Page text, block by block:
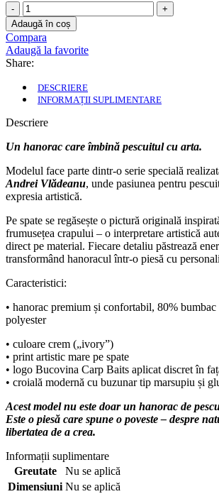
Cantitate
Art
on
Water
-
Hanorac
Kaki
by
Vladeanu
Adaugă în coș
Compara
Adaugă la favorite
Share:
DESCRIERE
INFORMAȚII SUPLIMENTARE
Descriere
Un hanorac care îmbină pescuitul cu arta.
Modelul face parte dintr-o serie specială
Andrei Vlădeanu, unde pasiunea pentru
expresia artistică.
Pe spate se regăsește o pictură originală
frumusețea crapului – o interpretare artistică
direct pe material. Fiecare detaliu păstrează
transformând hanoracul într-o piesă cu
Caracteristici:
• hanorac premium și confortabil, 80%
polyester
• culoare crem („ivory”)
• print artistic mare pe spate
• logo Bucovina Carp Baits aplicat discret în
• croială modernă cu buzunar tip marsupiu și
Acest model nu este doar un hanorac de
Este o piesă care spune o poveste – despre
libertatea de a crea.
Informații suplimentare
Greutate
Nu se aplică
Dimensiuni Nu se aplică